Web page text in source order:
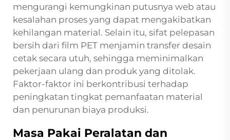
mengurangi kemungkinan putusnya web atau
kesalahan proses yang dapat mengakibatkan
kehilangan material. Selain itu, sifat pelepasan
bersih dari film PET menjamin transfer desain
cetak secara utuh, sehingga meminimalkan
pekerjaan ulang dan produk yang ditolak.
Faktor-faktor ini berkontribusi terhadap
peningkatan tingkat pemanfaatan material
dan penurunan biaya produksi.
Masa Pakai Peralatan dan